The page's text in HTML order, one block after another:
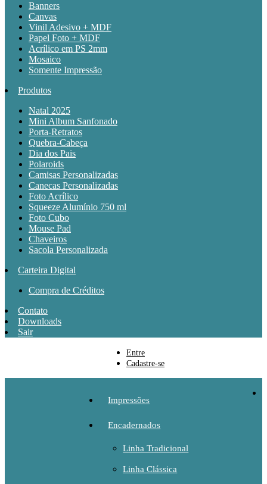
Banners
Canvas
Vinil Adesivo + MDF
Papel Foto + MDF
Acrílico em PS 2mm
Mosaico
Somente Impressão
Produtos
Natal 2025
Mini Album Sanfonado
Porta-Retratos
Quebra-Cabeça
Dia dos Pais
Polaroids
Camisas Personalizadas
Canecas Personalizadas
Foto Acrílico
Squeeze Alumínio 750 ml
Foto Cubo
Mouse Pad
Chaveiros
Sacola Personalizada
Carteira Digital
Compra de Créditos
Contato
Downloads
Sair
Entre
Cadastre-se
Impressões
Encadernados
Linha Tradicional
Linha Clássica